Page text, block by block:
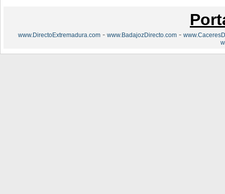
www.DirectoExtremadura.com - www.BadajozDirecto.com -